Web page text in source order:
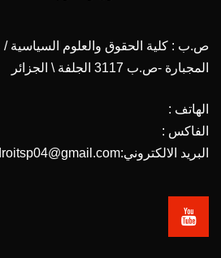
ص.ب : كلية الحقوق والعلوم السياسية
المجبارة -ص.ب 3117 الجلفة \ الجزائر
الهاتف :
الفاكس :
البريد الالكتروني:droitsp04@gmail.com